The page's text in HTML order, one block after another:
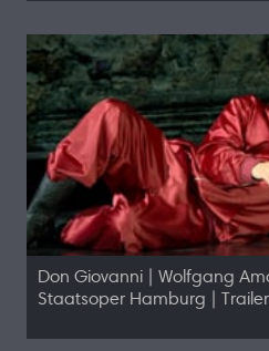
Don Giovanni | Wolfgang
Staatsoper Hamburg | Trailer